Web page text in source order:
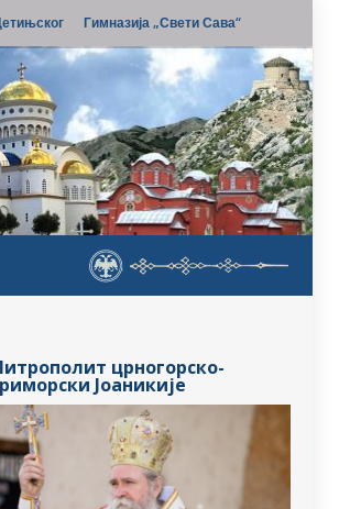
Гимназија „Свети Сава“
црногорско-
Јоаникије